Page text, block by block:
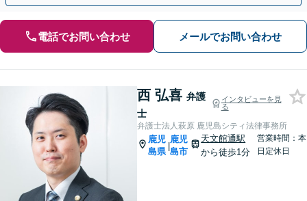
電話でお問い合わせ メールでお問い合わせ
西 弘喜 弁護
士
インタビューを見
る
弁護士法人萩原 鹿児島シティ法律事務所
鹿児
島県
|
鹿児
島市
天文館通駅
から徒歩1分
営業時間：本
日定休日